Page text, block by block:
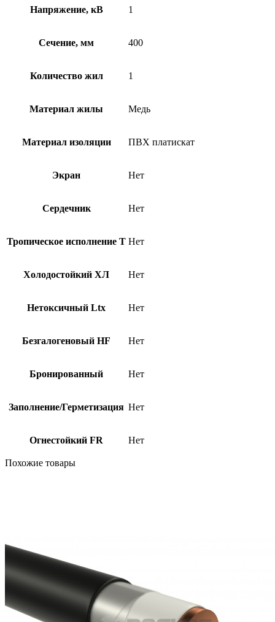
Напряжение, кВ 1
Сечение, мм 400
Количество жил 1
Материал жилы Медь
Материал изоляции ПВХ платискат
Экран Нет
Сердечник Нет
Тропическое исполнение Т Нет
Холодостойкий ХЛ Нет
Нетоксичный Ltx Нет
Безгалогеновый HF Нет
Бронированный Нет
Заполнение/Герметизация Нет
Огнестойкий FR Нет
Похожие товары